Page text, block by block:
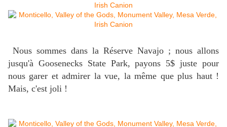
Nous sommes dans la Réserve Navajo ; nous allons
jusqu'à Goosenecks State Park, payons 5$ juste pour
nous garer et admirer la vue, la même que plus haut !
Mais, c'est joli !